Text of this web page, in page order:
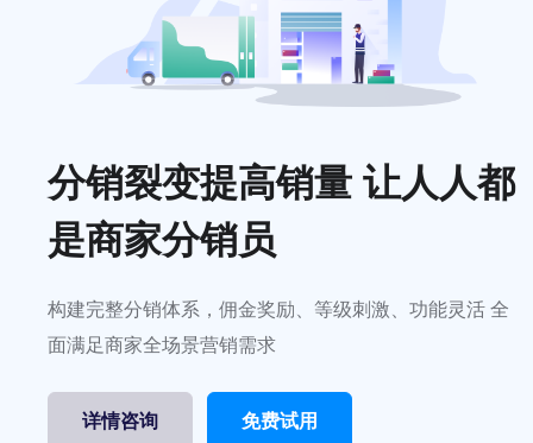
分销裂变提高销量 让人人都
是商家分销员
构建完整分销体系，佣金奖励、等级刺激、功能灵活 全
面满足商家全场景营销需求
详情咨询 免费试用